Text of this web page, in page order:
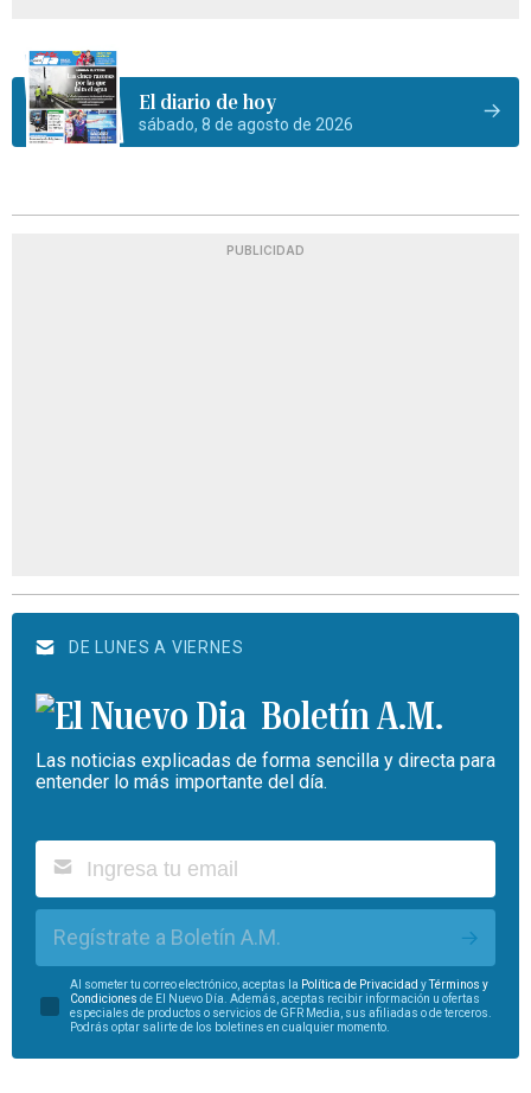
El diario de hoy
sábado, 8 de agosto de 2026
PUBLICIDAD
DE LUNES A VIERNES
Boletín A.M.
Las noticias explicadas de forma sencilla y directa para
entender lo más importante del día.
Regístrate a Boletín A.M.
Al someter tu correo electrónico, aceptas la Política de Privacidad yTérminos y
Condiciones de El Nuevo Día. Además, aceptas recibir información u ofertas
especiales de productos o servicios de GFR Media, sus afiliadas o de terceros.
Podrás optar salirte de los boletines en cualquier momento.